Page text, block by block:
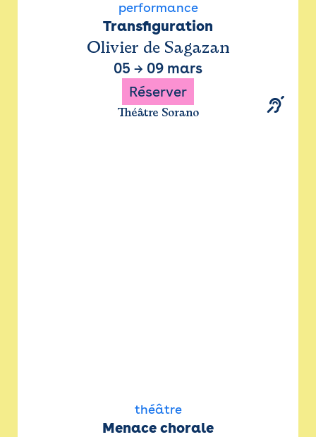
performance
Transfiguration
Olivier de Sagazan
05 → 09 mars
Réserver
Théâtre Sorano
théâtre
Menace chorale